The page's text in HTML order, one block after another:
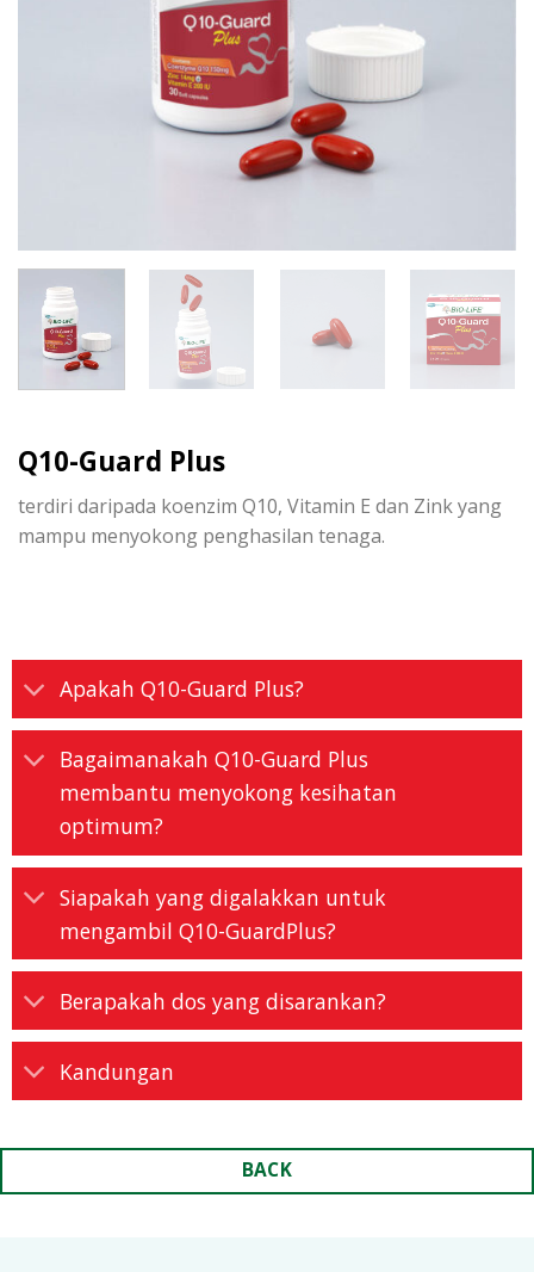
Q10-Guard Plus
terdiri daripada koenzim Q10, Vitamin E dan Zink yang
mampu menyokong penghasilan tenaga.
Apakah Q10-Guard Plus?
Bagaimanakah Q10-Guard Plus
membantu menyokong kesihatan
optimum?
Siapakah yang digalakkan untuk
mengambil Q10-GuardPlus?
Berapakah dos yang disarankan?
Kandungan
BACK